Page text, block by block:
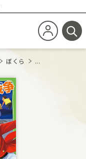
新規会員登
検
ぼくら ...